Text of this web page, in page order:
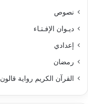
نصوص
ديـوان الإفـتـاء
إعدادي
رمضان
القرآن الكريم رواية قالون